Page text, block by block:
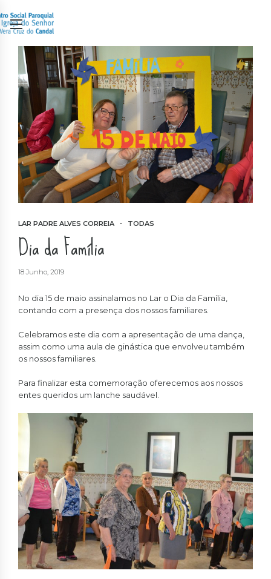
LAR PADRE ALVES CORREIA TODAS
Dia da Família
18 Junho, 2019
No dia 15 de maio assinalamos no Lar o Dia da Família,
contando com a presença dos nossos familiares.
Celebramos este dia com a apresentação de uma dança,
assim como uma aula de ginástica que envolveu também
os nossos familiares.
Para finalizar esta comemoração oferecemos aos nossos
entes queridos um lanche saudável.